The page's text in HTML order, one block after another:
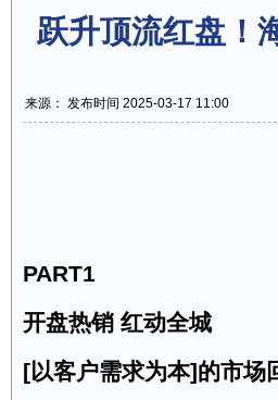
跃升顶流红盘！
来源： 发布时间 2025-03-17 11:00
PART1
开盘热销 红动全城
[以客户需求为本]的市场